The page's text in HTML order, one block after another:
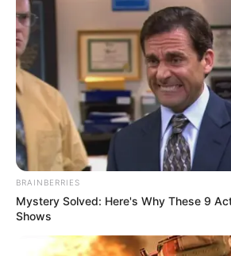
BRAINBERRIES
Mystery Solved: Here's Why These 9
Shows